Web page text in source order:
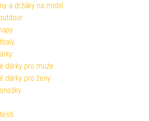
a držáky na mobil
dárky pro muže
dárky pro ženy